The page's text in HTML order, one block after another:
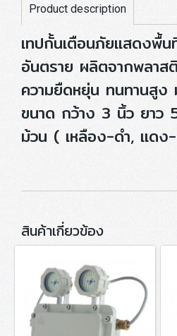
Product description
เทปกั้นเตือนภัยแสดงพื้
อันตราย ผลิตจากพลา
ความยืดหยุ่น ทนทานสูง
ขนาด กว้าง 3 นิ้ว ยาว
ม้วน ( เหลือง-ดำ, แดง
สินค้าเกี่ยวข้อง